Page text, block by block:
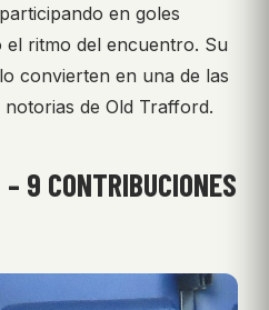
en goles
ritmo del encuentro. Su
convierten en una de las
de Old Trafford.
9 CONTRIBUCIONES